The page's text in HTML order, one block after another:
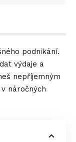
podnikání.
výdaje a
nepříjemným
náročných